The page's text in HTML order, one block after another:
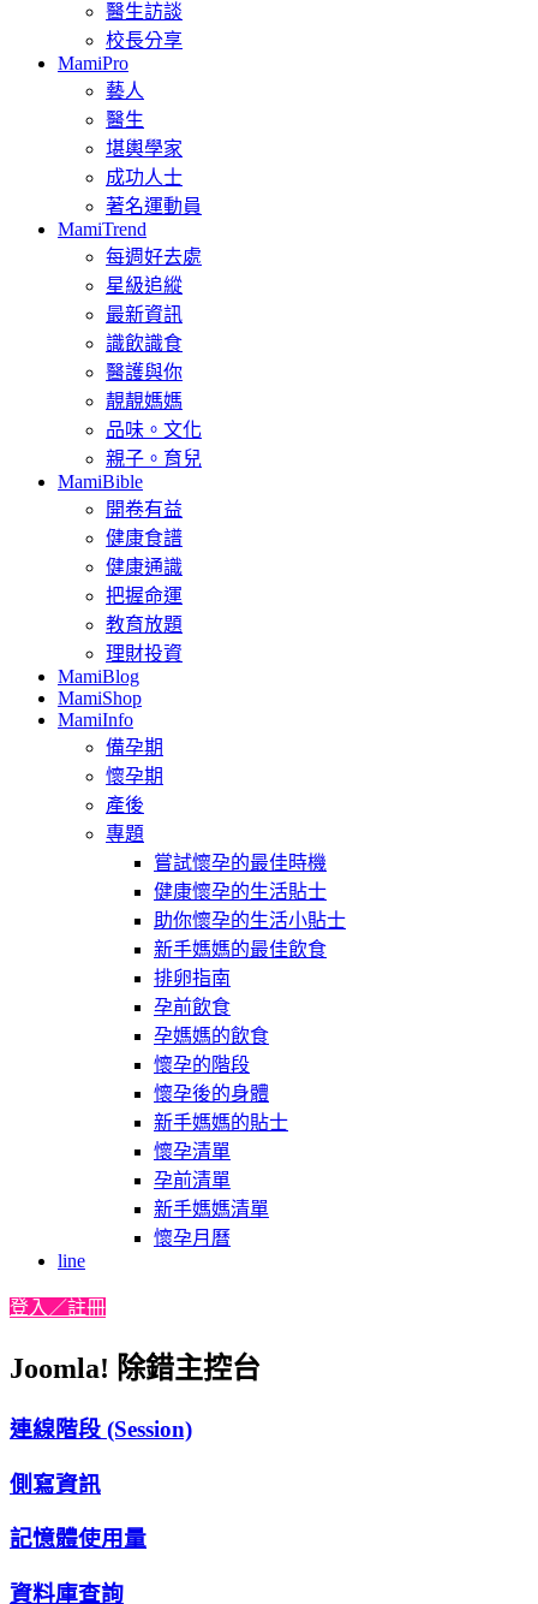
醫生訪談
校長分享
MamiPro
藝人
醫生
堪輿學家
成功人士
著名運動員
MamiTrend
每週好去處
星級追縱
最新資訊
識飲識食
醫護與你
靚靚媽媽
品味。文化
親子。育兒
MamiBible
開卷有益
健康食譜
健康通識
把握命運
教育放題
理財投資
MamiBlog
MamiShop
MamiInfo
備孕期
懷孕期
產後
專題
嘗試懷孕的最佳時機
健康懷孕的生活貼士
助你懷孕的生活小貼士
新手媽媽的最佳飲食
排卵指南
孕前飲食
孕媽媽的飲食
懷孕的階段
懷孕後的身體
新手媽媽的貼士
懷孕清單
孕前清單
新手媽媽清單
懷孕月曆
line
登入／註冊
Joomla! 除錯主控台
連線階段 (Session)
側寫資訊
記憶體使用量
資料庫查詢